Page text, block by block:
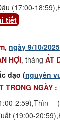
(17:00-
tiết
ngày 9/10/2025
HỢI, tháng ẤT
đạo (nguyên
TRONG NGÀY :
2:59),Thìn
(19:00-